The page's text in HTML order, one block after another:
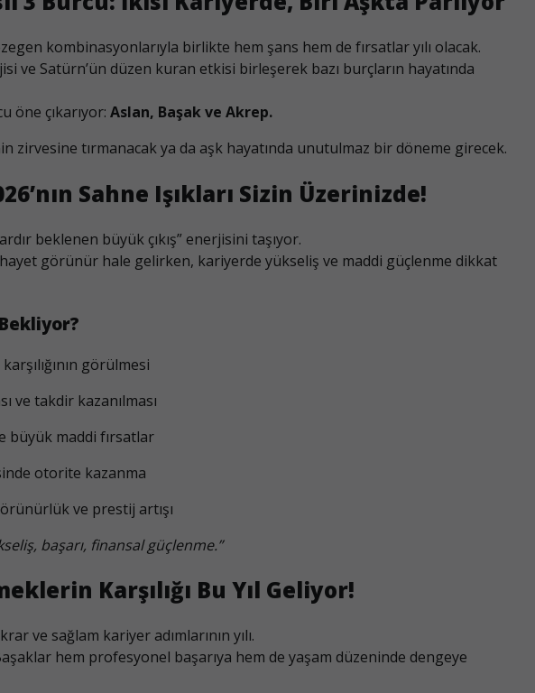
kombinasyonlarıyla birlikte hem şans hem de fırsatlar yılı olacak.
ve Satürn’ün düzen kuran etkisi birleşerek bazı burçların hayatında
öne çıkarıyor: Aslan, Başak ve Akrep.
zirvesine tırmanacak ya da aşk hayatında unutulmaz bir döneme girecek.
Sahne Işıkları Sizin Üzerinizde!
beklenen büyük çıkış” enerjisini taşıyor.
görünür hale gelirken, kariyerde yükseliş ve maddi güçlenme dikkat
görülmesi
ve takdir kazanılması
büyük maddi fırsatlar
otorite kazanma
ve prestij artışı
başarı, finansal güçlenme.”
Karşılığı Bu Yıl Geliyor!
ve sağlam kariyer adımlarının yılı.
hem profesyonel başarıya hem de yaşam düzeninde dengeye